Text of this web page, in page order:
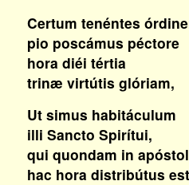
Certum tenéntes
pio poscámus péctore
hora diéi tértia
trinæ virtútis glóriam,
Ut simus habitáculum
illi Sancto Spirítui,
qui quondam in
hac hora distribútus